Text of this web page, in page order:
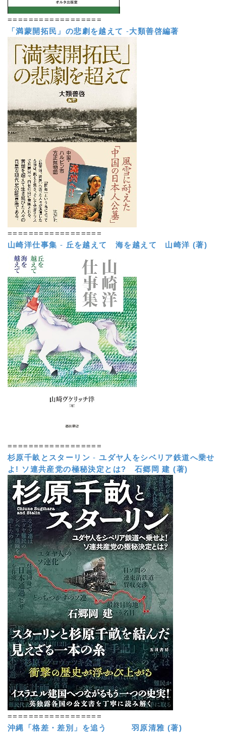
==================
「満蒙開拓民」の悲劇を越えて -大類善啓編著
==================
山崎洋仕事集 - 丘を越えて 海を越えて 山崎洋 (著)
==================
杉原千畝とスターリン -ユダヤ人をシベリア鉄道へ乗せ
よ! ソ連共産党の極秘決定とは?
石郷岡 建 (著)
==================
沖縄「格差・差別」を追う 羽原清雅 (著)